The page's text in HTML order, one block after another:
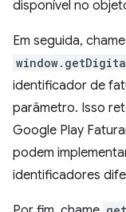
disponível no
Em seguida, chame
identificador de
parâmetro. Isso
Google Play
podem
identificadores